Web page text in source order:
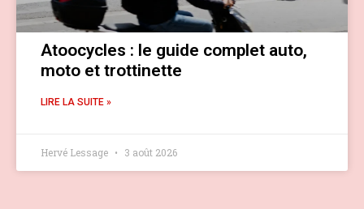
Atoocycles : le guide complet auto,
moto et trottinette
LIRE LA SUITE »
Hervé Lessage 3 août 2026